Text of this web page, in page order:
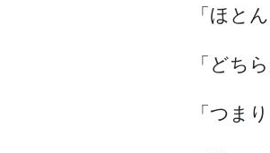
「ほと
「どち
「つま